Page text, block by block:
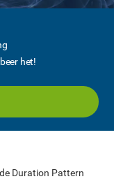
het!
Duration Pattern